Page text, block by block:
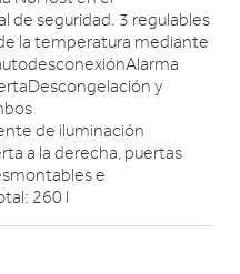
de seguridad. 3 regulables
la temperatura mediante
y
de iluminación
a la derecha, puertas
e
260 l